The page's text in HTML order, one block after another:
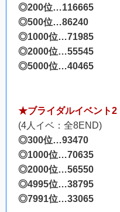
◎200位…116665
◎500位…86240
◎1000位…71985
◎2000位…55545
◎5000位…40465
★ブライダルイベント2
(4人イベ：全8END)
◎300位…93470
◎1000位…70635
◎2000位…56550
◎4995位…38795
◎7991位…33065